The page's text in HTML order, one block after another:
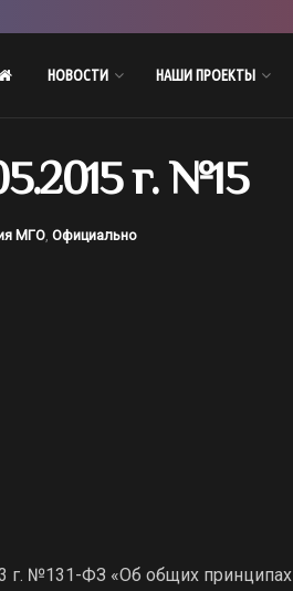
НОВОСТИ НАШИ ПРОЕКТЫ
г. №15
МГО Официально
г. №131-ФЗ «Об общих принципах